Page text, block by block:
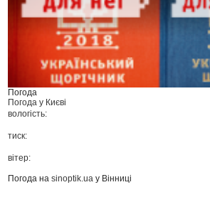
Погода
Погода у Києві
вологість:
тиск:
вітер:
Погода наsinoptik.ua у Вінниці